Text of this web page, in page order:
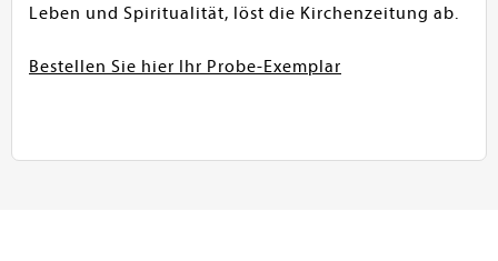
Leben und Spiritualität, löst die Kirchenzeitung ab.
Bestellen Sie hier Ihr Probe-Exemplar